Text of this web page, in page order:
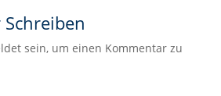
sein, um einen Kommentar zu